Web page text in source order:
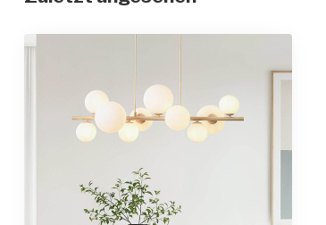
Höhenverstellbar
Schutzgrad
Schutzklasse